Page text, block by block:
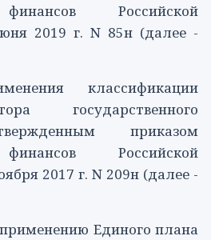
Российской
2019 г. N 85н (далее -
классификации
государственного
приказом
Российской
2017 г. N 209н (далее -
Единого плана